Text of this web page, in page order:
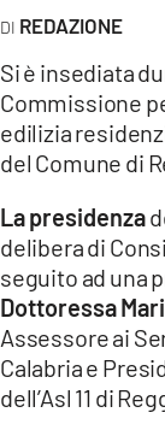
LaC
LACPLAY.IT
LACTV.IT
LACONAIR.IT
LACITYMAG.IT
ILREGGINO.IT
ILVIBONESE.IT
REDAZIONE
Si è insediata
Commissione
edilizia
del Comune di
La presidenza
delibera di
seguito ad una
Dottoressa
Assessore ai
Calabria e
dell’Asl 11 di